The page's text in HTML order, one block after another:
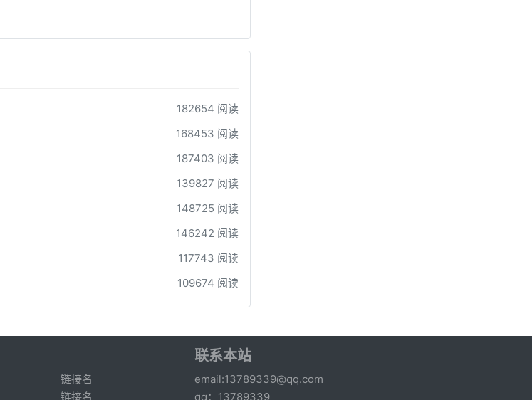
182654 阅读
168453 阅读
187403 阅读
139827 阅读
148725 阅读
146242 阅读
117743 阅读
109674 阅读
链接名
链接名
联系本站
email:13789339@qq.com
qq：13789339